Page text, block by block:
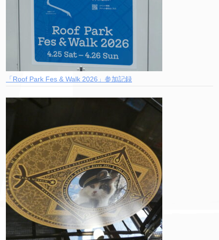
「Roof Park Fes & Walk 2026」参加記録